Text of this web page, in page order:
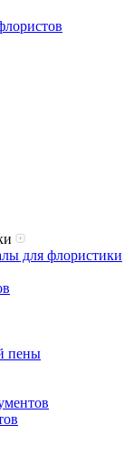
для флористики
пены